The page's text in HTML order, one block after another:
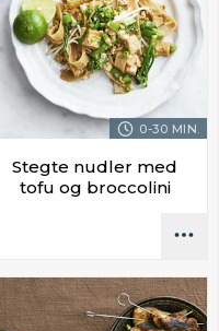
0-30 MIN.
Stegte nudler med
tofu og broccolini